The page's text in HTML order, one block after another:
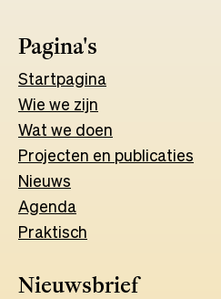
Pagina's
Startpagina
Wie we zijn
Wat we doen
Projecten en publicaties
Nieuws
Agenda
Praktisch
Nieuwsbrief